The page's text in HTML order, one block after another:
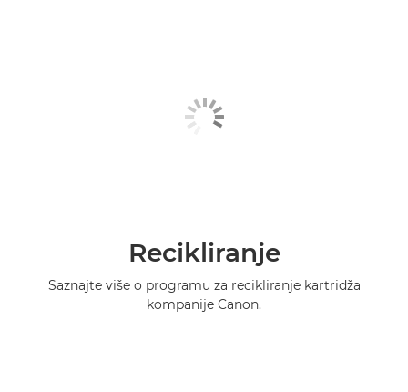
Recikliranje
Saznajte više o programu za recikliranje kartridža
kompanije Canon.